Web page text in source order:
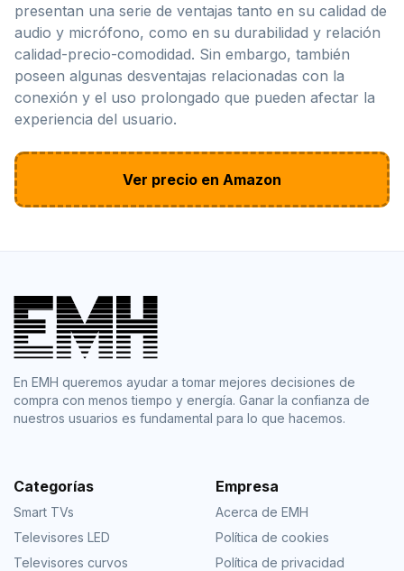
presentan una serie de ventajas tanto en su calidad de
audio y micrófono, como en su durabilidad y relación
calidad-precio-comodidad. Sin embargo, también
poseen algunas desventajas relacionadas con la
conexión y el uso prolongado que pueden afectar la
experiencia del usuario.
Ver precio en Amazon
En EMH queremos ayudar a tomar mejores decisiones de
compra con menos tiempo y energía. Ganar la confianza de
nuestros usuarios es fundamental para lo que hacemos.
Categorías
Smart TVs
Televisores LED
Televisores curvos
Empresa
Acerca de EMH
Política de cookies
Política de privacidad